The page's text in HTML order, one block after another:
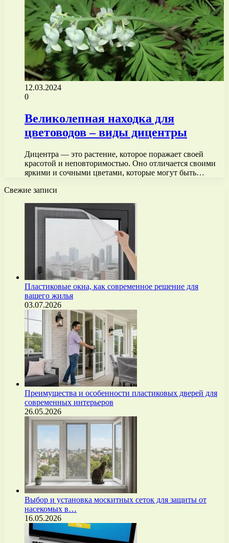
12.03.2024
0
Великолепная находка для
цветоводов – виды дицентры
Дицентра — это растение, которое поражает своей
красотой и неповторимостью. Оно отличается своими
яркими и сочными цветами, которые могут быть…
Свежие записи
Пластиковые окна, как современное решение для
вашего жилья
03.07.2026
Преимущества и особенности пластиковых дверей для
современных интерьеров
26.05.2026
Выбор и установка москитных сеток для защиты от
насекомых в…
16.05.2026